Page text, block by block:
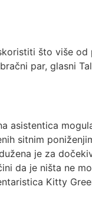
što više
par, glasni
asistentica
sitnim
je za
da je ništa ne
Kitty